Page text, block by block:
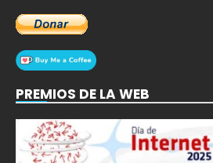
PREMIOS DE LA WEB